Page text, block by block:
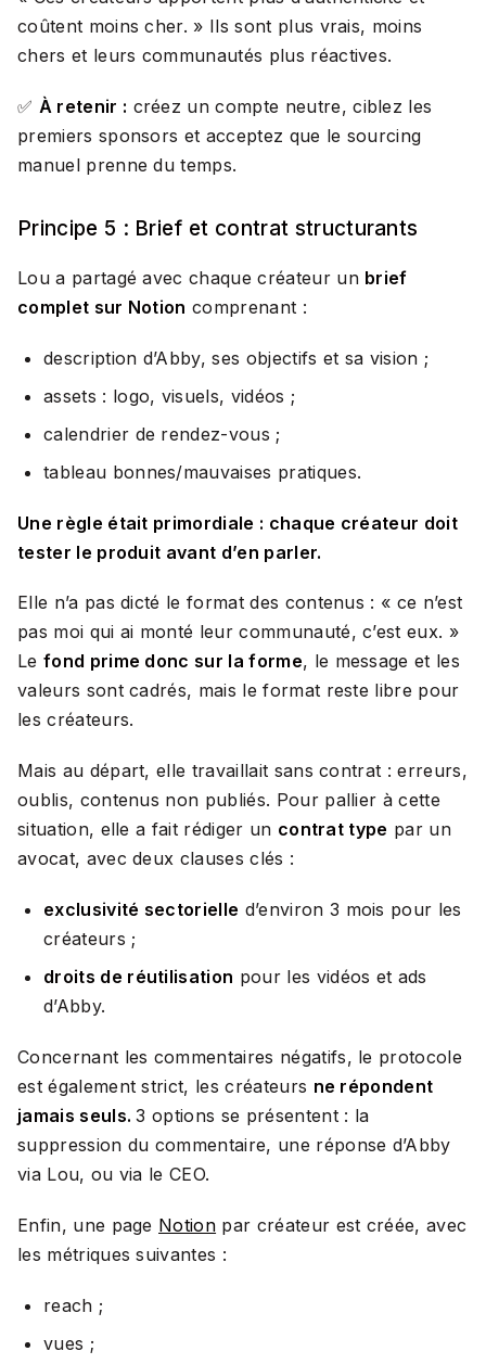
coûtent moins cher. » Ils sont plus vrais, moins
chers et leurs communautés plus réactives.
✅ À retenir : créez un compte neutre, ciblez les
premiers sponsors et acceptez que le sourcing
manuel prenne du temps.
Principe 5 : Brief et contrat structurants
Lou a partagé avec chaque créateur un brief
complet sur Notion comprenant :
description d’Abby, ses objectifs et sa vision ;
assets : logo, visuels, vidéos ;
calendrier de rendez-vous ;
tableau bonnes/mauvaises pratiques.
Une règle était primordiale : chaque créateur doit
tester le produit avant d’en parler.
Elle n’a pas dicté le format des contenus : « ce n’est
pas moi qui ai monté leur communauté, c’est eux. »
Le fond prime donc sur la forme, le message et les
valeurs sont cadrés, mais le format reste libre pour
les créateurs.
Mais au départ, elle travaillait sans contrat : erreurs,
oublis, contenus non publiés. Pour pallier à cette
situation, elle a fait rédiger un contrat type par un
avocat, avec deux clauses clés :
exclusivité sectorielle d’environ 3 mois pour les
créateurs ;
droits de réutilisation pour les vidéos et ads
d’Abby.
Concernant les commentaires négatifs, le protocole
est également strict, les créateurs ne répondent
jamais seuls.3 options se présentent : la
suppression du commentaire, une réponse d’Abby
via Lou, ou via le CEO.
Enfin, une page Notion par créateur est créée, avec
les métriques suivantes :
reach ;
vues ;